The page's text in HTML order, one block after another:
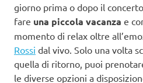
giorno prima o dopo il
fare una piccola vacanza e
momento di relax oltre
Rossi dal vivo. Solo una volta
quella di ritorno, puoi
le diverse opzioni a